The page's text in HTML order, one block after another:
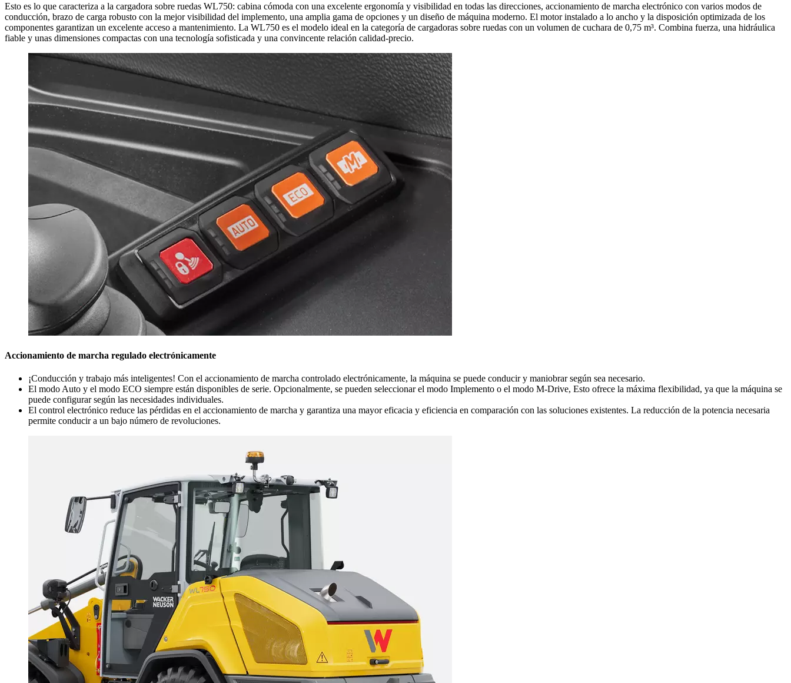
Esto es lo que caracteriza a la cargadora sobre ruedas WL750: cabina cómoda con una excelente ergonomía y visibilidad en todas las direcciones, accionamiento de marcha electrónico con varios modos de
conducción, brazo de carga robusto con la mejor visibilidad del implemento, una amplia gama de opciones y un diseño de máquina moderno. El motor instalado a lo ancho y la disposición optimizada de los
componentes garantizan un excelente acceso a mantenimiento. La WL750 es el modelo ideal en la categoría de cargadoras sobre ruedas con un volumen de cuchara de 0,75 m³. Combina fuerza, una hidráulica
fiable y unas dimensiones compactas con una tecnología sofisticada y una convincente relación calidad-precio.
Accionamiento de marcha regulado electrónicamente
¡Conducción y trabajo más inteligentes! Con el accionamiento de marcha controlado electrónicamente, la máquina se puede conducir y maniobrar según sea necesario.
El modo Auto y el modo ECO siempre están disponibles de serie. Opcionalmente, se pueden seleccionar el modo Implemento o el modo M-Drive, Esto ofrece la máxima flexibilidad, ya que la máquina se
puede configurar según las necesidades individuales.
El control electrónico reduce las pérdidas en el accionamiento de marcha y garantiza una mayor eficacia y eficiencia en comparación con las soluciones existentes. La reducción de la potencia necesaria
permite conducir a un bajo número de revoluciones.